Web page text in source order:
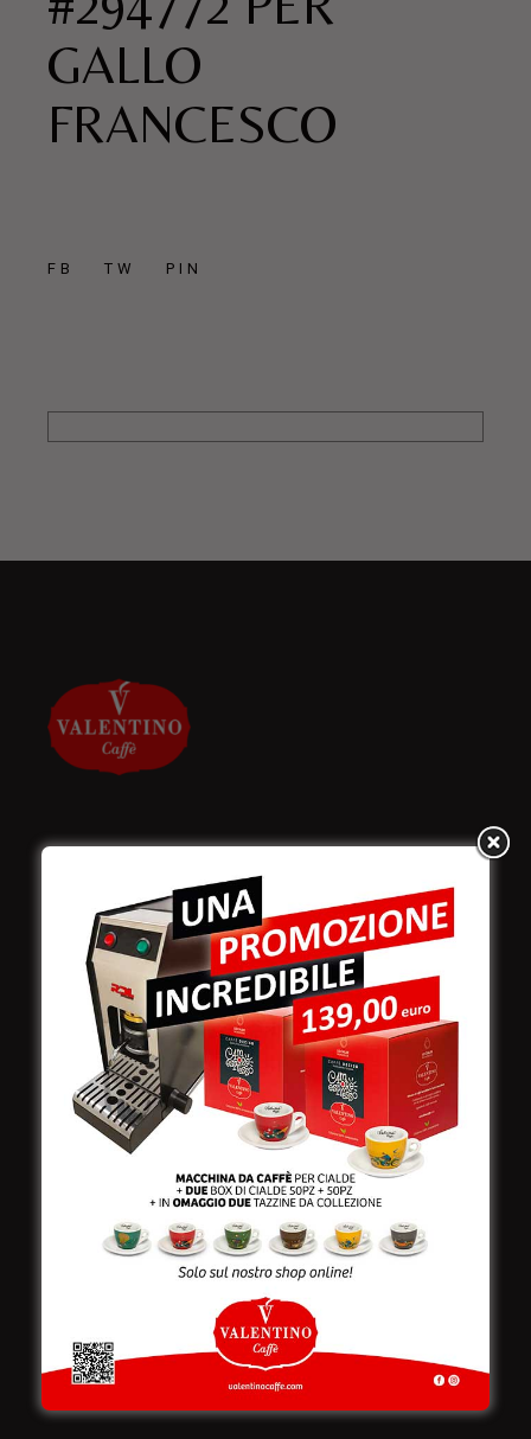
GALLO
FRANCESCO
FB TW PIN
Stabilimento
e produzione:
Viale Croazia 8 (Z.I.)
73100 Lecce
Telefono:+39 0832 240771
+39 0832 279866
info@valentinocaffespa.com
Partita Iva:02583710757